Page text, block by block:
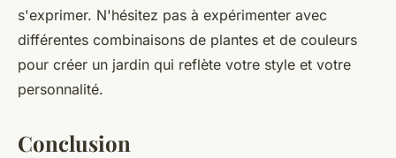
s'exprimer. N'hésitez pas à expérimenter avec
différentes combinaisons de plantes et de couleurs
pour créer un jardin qui reflète votre style et votre
personnalité.
Conclusion